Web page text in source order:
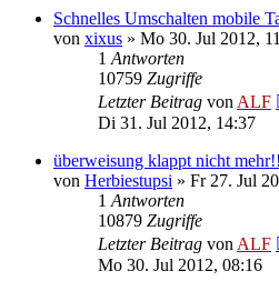
Schnelles Umschalten mobile
von xixus » Mo 30. Jul 2012,
1 Antworten
10759 Zugriffe
Letzter Beitrag von ALF
Di 31. Jul 2012, 14:37
überweisung klappt nicht
von Herbiestupsi » Fr 27. Jul
1 Antworten
10879 Zugriffe
Letzter Beitrag von ALF
Mo 30. Jul 2012, 08:16